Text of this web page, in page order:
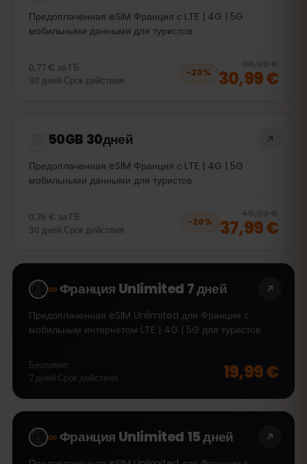
Предоплаченная eSIM Франция с LTE | 4G | 5G
мобильными данными для туристов
0,77 € за ГБ
30 дней Срок действия
−20%
38,99 €
30,99 €
50GB 30дней
Предоплаченная eSIM Франция с LTE | 4G | 5G
мобильными данными для туристов
0,76 € за ГБ
30 дней Срок действия
−20%
46,99 €
37,99 €
∞Франция Unlimited 7 дней
Предоплаченная eSIM Unlimited для Франция с
мобильным интернетом LTE | 4G | 5G для туристов
Безлимит
7дней Срок действия 19,99 €
∞Франция Unlimited 15 дней